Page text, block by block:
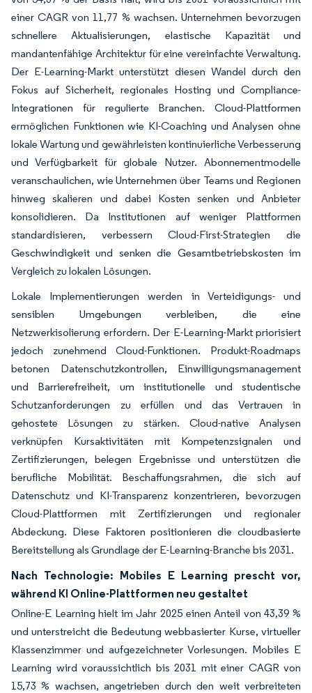
einer CAGR von 11,77 % wachsen. Unternehmen bevorzugen
schnellere Aktualisierungen, elastische Kapazität und
mandantenfähige Architektur für eine vereinfachte Verwaltung.
Der E-Learning-Markt unterstützt diesen Wandel durch den
Fokus auf Sicherheit, regionales Hosting und Compliance-
Integrationen für regulierte Branchen. Cloud-Plattformen
ermöglichen Funktionen wie KI-Coaching und Analysen ohne
lokale Wartung und gewährleisten kontinuierliche Verbesserung
und Verfügbarkeit für globale Nutzer. Abonnementmodelle
veranschaulichen, wie Unternehmen über Teams und Regionen
hinweg skalieren und dabei Kosten senken und Anbieter
konsolidieren. Da Institutionen auf weniger Plattformen
standardisieren, verbessern Cloud-First-Strategien die
Geschwindigkeit und senken die Gesamtbetriebskosten im
Vergleich zu lokalen Lösungen.
Lokale Implementierungen werden in Verteidigungs- und
sensiblen Umgebungen verbleiben, die eine
Netzwerkisolierung erfordern. Der E-Learning-Markt priorisiert
jedoch zunehmend Cloud-Funktionen. Produkt-Roadmaps
betonen Datenschutzkontrollen, Einwilligungsmanagement
und Barrierefreiheit, um institutionelle und studentische
Schutzanforderungen zu erfüllen und das Vertrauen in
gehostete Lösungen zu stärken. Cloud-native Analysen
verknüpfen Kursaktivitäten mit Kompetenzsignalen und
Zertifizierungen, belegen Ergebnisse und unterstützen die
berufliche Mobilität. Beschaffungsrahmen, die sich auf
Datenschutz und KI-Transparenz konzentrieren, bevorzugen
Cloud-Plattformen mit Zertifizierungen und regionaler
Abdeckung. Diese Faktoren positionieren die cloudbasierte
Bereitstellung als Grundlage der E-Learning-Branche bis 2031.
Nach Technologie: Mobiles E Learning prescht vor,
während KI Online-Plattformen neu gestaltet
Online-E Learning hielt im Jahr 2025 einen Anteil von 43,39 %
und unterstreicht die Bedeutung webbasierter Kurse, virtueller
Klassenzimmer und aufgezeichneter Vorlesungen. Mobiles E
Learning wird voraussichtlich bis 2031 mit einer CAGR von
15,73 % wachsen, angetrieben durch den weit verbreiteten